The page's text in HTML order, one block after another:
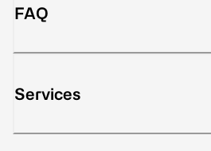
FAQ
Services